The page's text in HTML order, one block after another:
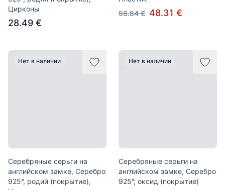
Цирконы
28.49 €
56.84 € 48.31 €
Нет в наличии
Серебряные серьги на
английском замке, Серебро
925°, родий (покрытие),
Нет в наличии
Серебряные серьги на
английском замке, Серебро
925°, оксид (покрытие)